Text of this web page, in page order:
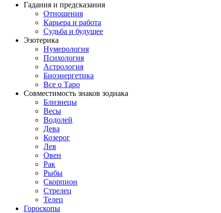
Гадания и предсказания
Отношения
Карьера и работа
Cудьба и будущее
Эзотерика
Нумерология
Психология
Астрология
Биоэнергетика
Все о Таро
Совместимость знаков зодиака
Близнецы
Весы
Водолей
Дева
Козерог
Лев
Овен
Рак
Рыбы
Скорпион
Стрелец
Телец
Гороскопы